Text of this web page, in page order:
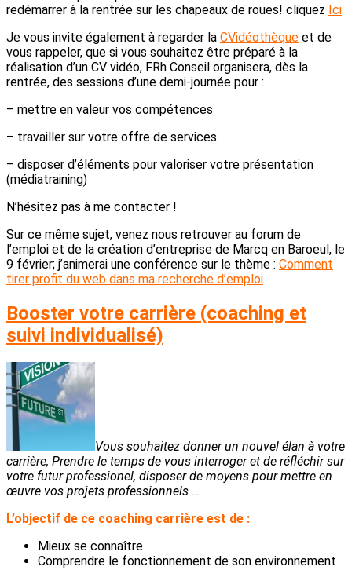
redémarrer à la rentrée sur les chapeaux de roues! cliquez Ici
Je vous invite également à regarder la CVidéothèque et de
vous rappeler, que si vous souhaitez être préparé à la
réalisation d’un CV vidéo, FRh Conseil organisera, dès la
rentrée, des sessions d’une demi-journée pour :
– mettre en valeur vos compétences
– travailler sur votre offre de services
– disposer d’éléments pour valoriser votre présentation
(médiatraining)
N’hésitez pas à me contacter !
Sur ce même sujet, venez nous retrouver au forum de
l’emploi et de la création d’entreprise de Marcq en Baroeul, le
9 février; j’animerai une conférence sur le thème : Comment
tirer profit du web dans ma recherche d’emploi
Booster votre carrière (coaching et
suivi individualisé)
Vous souhaitez donner un nouvel élan à votre
carrière, Prendre le temps de vous interroger et de réfléchir sur
votre futur professionel, disposer de moyens pour mettre en
œuvre vos projets professionnels …
L’objectif de ce coaching carrière est de :
Mieux se connaître
Comprendre le fonctionnement de son environnement